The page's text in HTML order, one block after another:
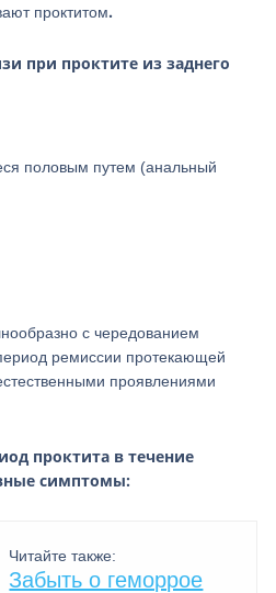
проктитом.
при проктите из заднего
половым путем (анальный
с чередованием
ремиссии протекающей
проявлениями
проктита в течение
симптомы:
Читайте также:
Забыть о геморрое